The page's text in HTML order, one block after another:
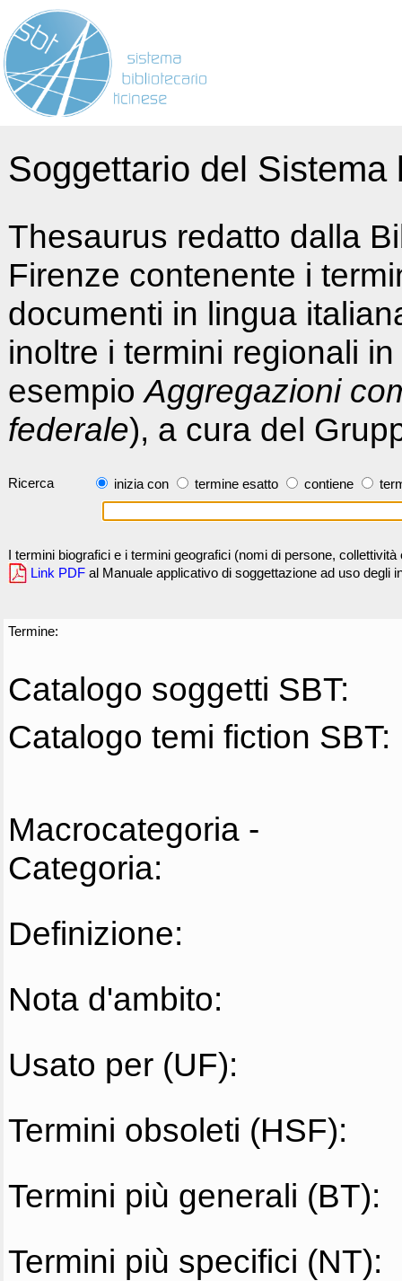
Soggettario del
Thesaurus redatto dalla
Firenze contenente i
documenti in lingua
inoltre i termini regionali
esempioAggregazioni
federale), a cura del
Ricerca inizia con termine esatto contiene
I termini biografici e i termini geografici (nomi di persone,
Link PDF al Manuale applicativo di soggettazione ad uso degli
Termine:
Catalogo soggetti SBT:
Catalogo temi fiction SBT:
Macrocategoria -
Categoria:
Definizione:
Nota d'ambito:
Usato per (UF):
Termini obsoleti (HSF):
Termini più generali (BT):
Termini più specifici (NT):